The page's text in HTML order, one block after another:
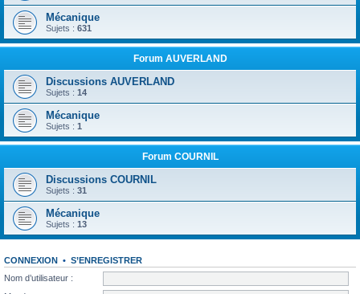
Mécanique
Sujets : 631
Forum AUVERLAND
Discussions AUVERLAND
Sujets : 14
Mécanique
Sujets : 1
Forum COURNIL
Discussions COURNIL
Sujets : 31
Mécanique
Sujets : 13
CONNEXION • S’ENREGISTRER
Nom d’utilisateur :